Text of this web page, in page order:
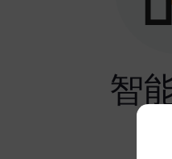
智